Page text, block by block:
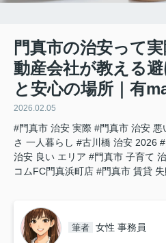
門真市の治安って
動産会社が教える
と安心の場所｜有
2026.02.05
#門真市 治安 実際 #門真市 治安 悪
さ 一人暮らし #古川橋 治安 2026
治安 良い エリア #門真市 子育て
コムFC門真浜町店 #門真市 賃貸
筆者 女性 事務員